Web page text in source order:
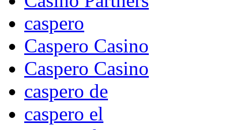
caspero
Caspero Casino
Caspero Casino
caspero de
caspero el